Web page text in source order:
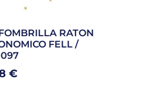
RATON
FELL /
€